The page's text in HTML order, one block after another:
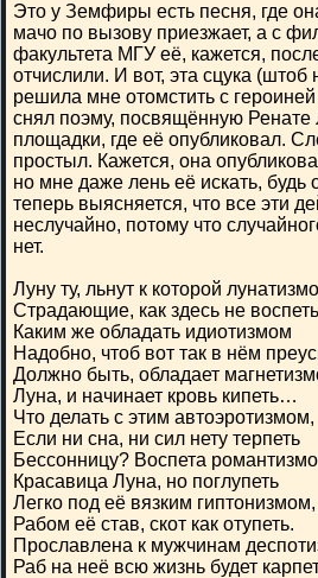
Это у Земфиры есть песня, где
мачо по вызову приезжает, а с
факультета МГУ её, кажется,
отчислили. И вот, эта сцука (штоб
решила мне отомстить с
снял поэму, посвящённую Ренате
площадки, где её опубликовал.
простыл. Кажется, она
но мне даже лень её искать, будь
теперь выясняется, что все эти
неслучайно, потому что
нет.
Луну ту, льнут к которой
Страдающие, как здесь не
Каким же обладать идиотизмом
Надобно, чтоб вот так в нём
Должно быть, обладает
Луна, и начинает кровь кипеть…
Что делать с этим автоэротизмом,
Если ни сна, ни сил нету терпеть
Бессонницу? Воспета
Красавица Луна, но поглупеть
Легко под её вязким гиптонизмом,
Рабом её став, скот как отупеть.
Прославлена к мужчинам
Раб на неё всю жизнь будет